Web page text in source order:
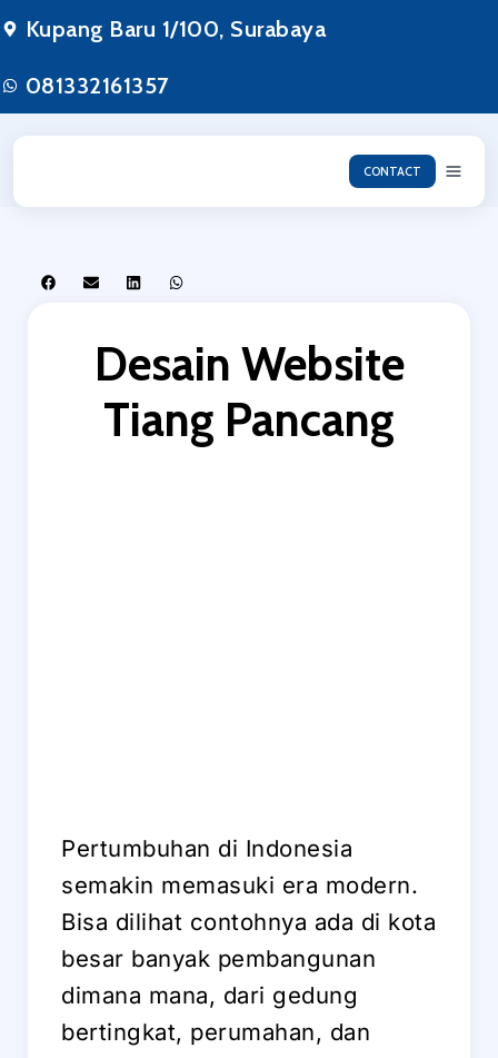
Kupang Baru 1/100, Surabaya
081332161357
CONTACT
Desain Website
Tiang Pancang
Pertumbuhan di Indonesia
semakin memasuki era modern.
Bisa dilihat contohnya ada di kota
besar banyak pembangunan
dimana mana, dari gedung
bertingkat, perumahan, dan